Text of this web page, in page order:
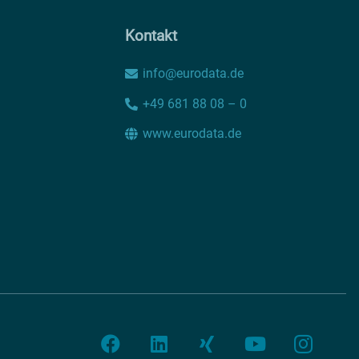
Kontakt
info@eurodata.de
+49 681 88 08 – 0
www.eurodata.de